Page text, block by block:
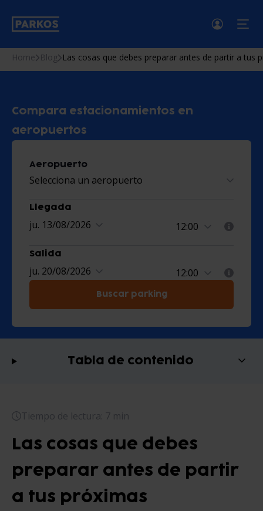
Home Blog Las cosas que debes preparar antes de partir a tus
Compara estacionamientos en
aeropuertos
Aeropuerto
Selecciona un aeropuerto
Llegada
ju. 13/08/2026
Salida
ju. 20/08/2026
Buscar parking
Tiempo de lectura: 7 min
Las cosas que debes
preparar antes de partir
a tus próximas
Tabla de contenido